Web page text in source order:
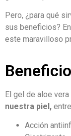
Pero, ¿para qué
sus beneficios? En
este maravilloso
El gel de aloe
nuestra piel,
Acción